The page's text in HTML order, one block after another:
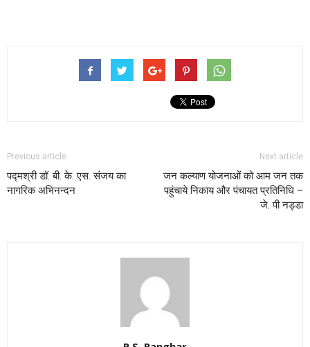
Previous article
पद्मश्री डॉ. बी. के. एस. संजय का
नागरिक अभिनन्दन
Next article
जन कल्याण योजनाओं को आम जन तक
पहुंचाये निकाय और पंचायत प्रतिनिधि –
जे. पी नड्डा